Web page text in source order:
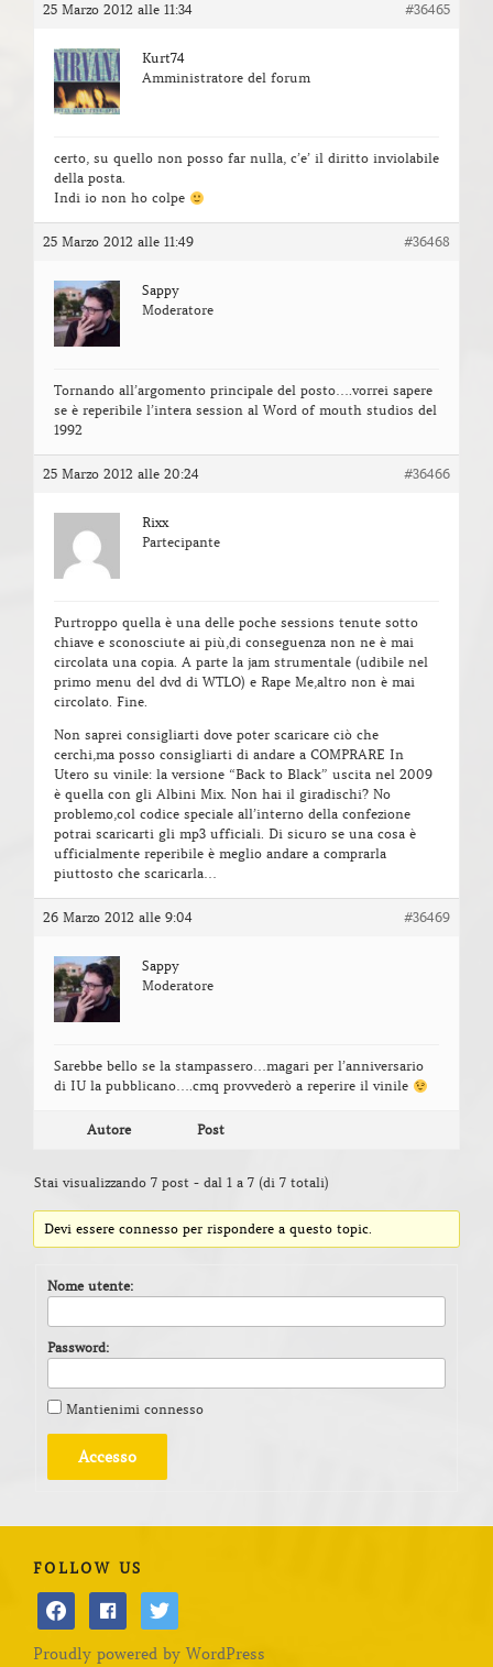
25 Marzo 2012 alle 11:34 #36465
Kurt74
Amministratore del forum
certo, su quello non posso far nulla, c’e’ il diritto inviolabile
della posta.
Indi io non ho colpe
25 Marzo 2012 alle 11:49 #36468
Sappy
Moderatore
Tornando all’argomento principale del posto….vorrei sapere
se è reperibile l’intera session al Word of mouth studios del
1992
25 Marzo 2012 alle 20:24 #36466
Rixx
Partecipante
Purtroppo quella è una delle poche sessions tenute sotto
chiave e sconosciute ai più,di conseguenza non ne è mai
circolata una copia. A parte la jam strumentale (udibile nel
primo menu del dvd di WTLO) e Rape Me,altro non è mai
circolato. Fine.
Non saprei consigliarti dove poter scaricare ciò che
cerchi,ma posso consigliarti di andare a COMPRARE In
Utero su vinile: la versione “Back to Black” uscita nel 2009
è quella con gli Albini Mix. Non hai il giradischi? No
problemo,col codice speciale all’interno della confezione
potrai scaricarti gli mp3 ufficiali. Di sicuro se una cosa è
ufficialmente reperibile è meglio andare a comprarla
piuttosto che scaricarla…
26 Marzo 2012 alle 9:04 #36469
Sappy
Moderatore
Sarebbe bello se la stampassero…magari per l’anniversario
di IU la pubblicano….cmq provvederò a reperire il vinile
Autore Post
Stai visualizzando 7 post - dal 1 a 7 (di 7 totali)
Devi essere connesso per rispondere a questo topic.
Nome utente:
Password:
Mantienimi connesso
Accesso
FOLLOW US
facebookfacebooktwitter
Proudly powered by WordPress